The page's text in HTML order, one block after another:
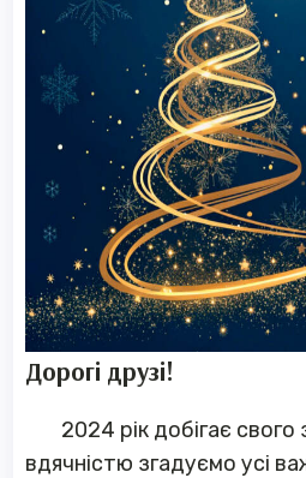
Дорогі друзі!
2024 рік добігає
вдячністю згадуємо усі